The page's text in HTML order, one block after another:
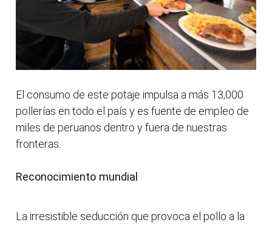
El consumo de este potaje impulsa a más 13,000
pollerías en todo el país y es fuente de empleo de
miles de peruanos dentro y fuera de nuestras
fronteras.
Reconocimiento mundial
La irresistible seducción que provoca el pollo a la